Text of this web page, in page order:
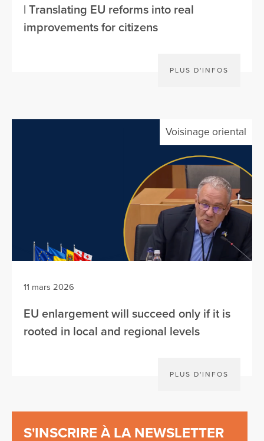
| Translating EU reforms into real
improvements for citizens
PLUS D'INFOS
Voisinage oriental
11 mars 2026
EU enlargement will succeed only if it is
rooted in local and regional levels
PLUS D'INFOS
S'INSCRIRE À LA NEWSLETTER